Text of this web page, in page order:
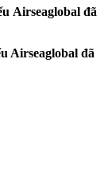
Airseaglobal đã
Airseaglobal đã